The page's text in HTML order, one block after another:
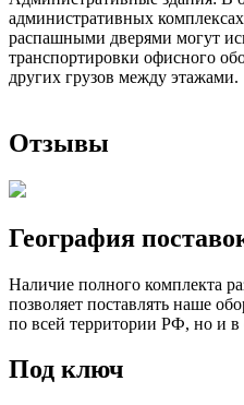
административных
распашными дверями могут
транспортировки офисного
других грузов между этажами.
Отзывы
География
Наличие полного комплекта
позволяет поставлять наше
по всей территории РФ, но и
Под ключ